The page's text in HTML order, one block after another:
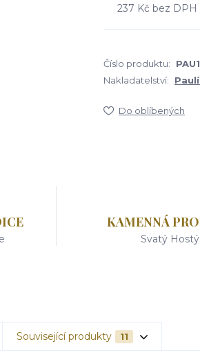
237 Kč bez DPH
Číslo produktu:
Nakladatelství:
Do oblíbených
KAMENNÁ
Svatý
Související produkty 11